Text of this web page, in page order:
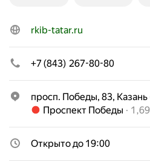
rkib-tatar.ru
+7 (843) 267-80-80
просп. Победы, 83,
Метро Проспект Победы
Проспект Победы
Открыто до 19:00